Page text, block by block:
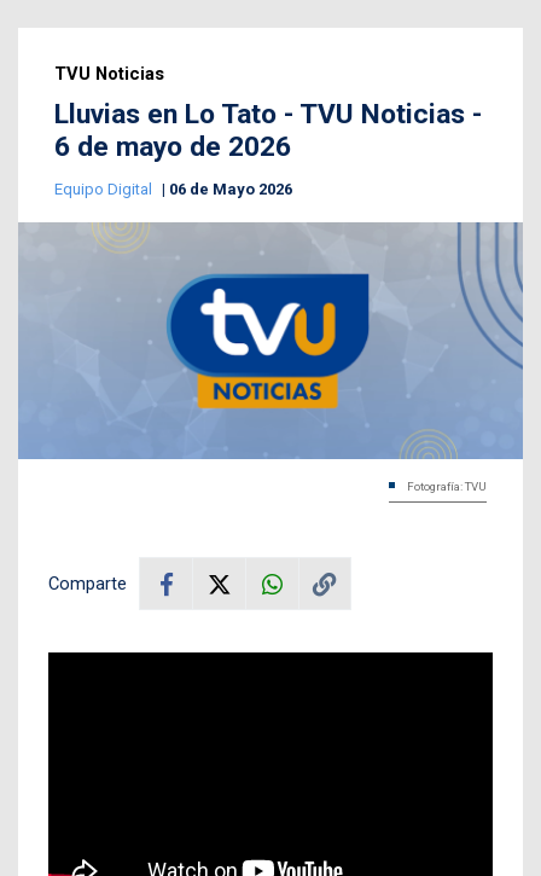
TVU Noticias
Lluvias en Lo Tato - TVU Noticias -
6 de mayo de 2026
Equipo Digital 06 de Mayo 2026
Fotografía: TVU
Comparte